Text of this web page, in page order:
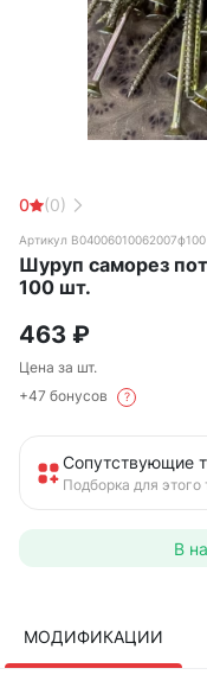
0 (0)
Артикул B04006010062007ф100
Шуруп саморез
100 шт.
463 ₽
Цена за шт.
+47 бонусов
?
Сопутствующие
Подборка для этого
В
МОДИФИКАЦИИ